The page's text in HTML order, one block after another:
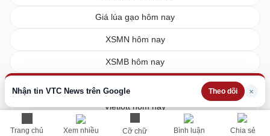
Trang chủ Xem nhiều Cỡ chữ Bình luận Chia sẻ
Nhận tin VTC News trên Google Theo dõi ×
Giá lúa gạo hôm nay
XSMN hôm nay
XSMB hôm nay
Vietlott hôm nay